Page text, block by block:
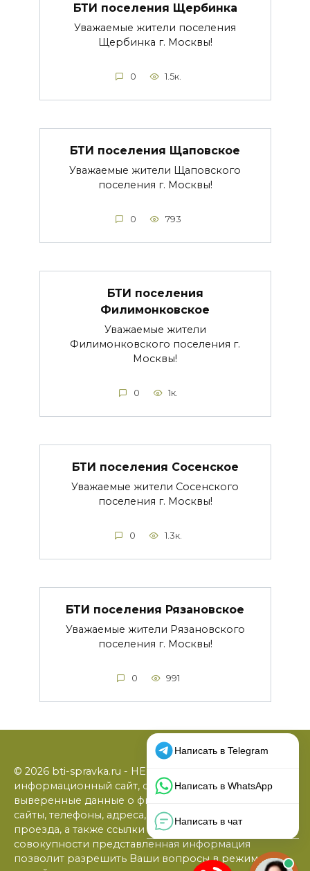
БТИ поселения Щербинка
Уважаемые жители поселения
Щербинка г. Москвы!
0 1.5к.
БТИ поселения Щаповское
Уважаемые жители Щаповского
поселения г. Москвы!
0 793
БТИ поселения
Филимонковское
Уважаемые жители
Филимонковского поселения г.
Москвы!
0 1к.
БТИ поселения Сосенское
Уважаемые жители Сосенского
поселения г. Москвы!
0 1.3к.
БТИ поселения Рязановское
Уважаемые жители Рязановского
поселения г. Москвы!
0 991
© 2026 bti-spravka.ru - НЕофициальный
информационный сайт, содержащий открытые
выверенные данные о филиалах БТИ: официальные
сайты, телефоны, адреса, графики работы, схемы
проезда, а также ссылки на юридические фирмы. В
совокупности представленная информация
позволит разрешить Ваши вопросы в режиме